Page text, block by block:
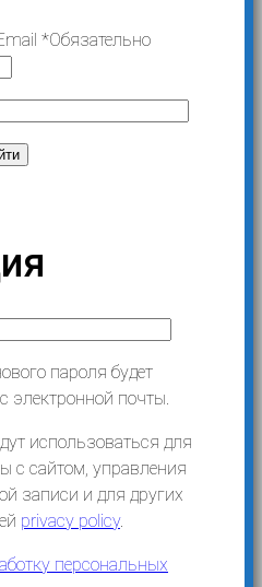
*Обязательно
пароля будет
электронной почты.
использоваться для
с сайтом, управления
записи и для других
privacy policy.
персональных